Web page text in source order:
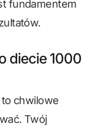
fundamentem
diecie 1000
to chwilowe
Twój